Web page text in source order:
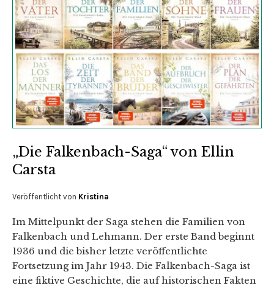
„Die Falkenbach-Saga“ von Ellin
Carsta
Veröffentlicht von Kristina
Im Mittelpunkt der Saga stehen die Familien von
Falkenbach und Lehmann. Der erste Band beginnt
1936 und die bisher letzte veröffentlichte
Fortsetzung im Jahr 1943. Die Falkenbach-Saga ist
eine fiktive Geschichte, die auf historischen Fakten